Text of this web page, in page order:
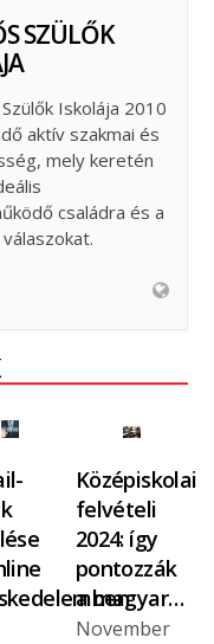
SZÜLŐK
Iskolája 2010
aktív szakmai és
mely keretén
családra és a
Középiskolai
felvételi
2024: így
pontozzák
a magyar…
November